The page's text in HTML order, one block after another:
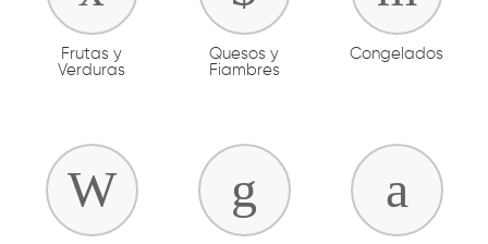
Frutas y
Verduras
Quesos y
Fiambres
Congelados